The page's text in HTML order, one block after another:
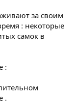
за своим
: некоторые
самок в
:
.